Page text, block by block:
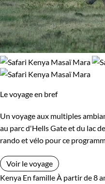
protection des animaux et
leparc du Tsavo, votre
pour participer à son
Que vous dormiez en camp
lodge de charme, n’oubliez
devinettes avec vos enfants !
Guide de voyage Kenya
Le voyage en bref
Un voyage aux multiples
au parc d'Hells Gate et du lac
rando et vélo pour ce
Voir le voyage
Kenya En famille À partir de 8